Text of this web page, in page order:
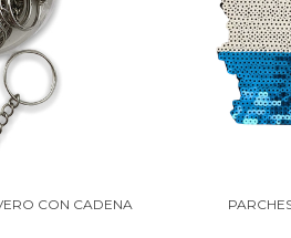
CON CADENA